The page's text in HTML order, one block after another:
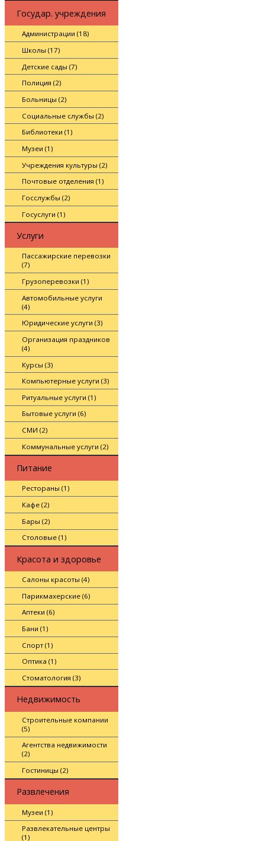
Государ. учреждения
Администрации (18)
Школы (17)
Детские сады (7)
Полиция (2)
Больницы (2)
Социальные службы (2)
Библиотеки (1)
Музеи (1)
Учреждения культуры (2)
Почтовые отделения (1)
Госслужбы (2)
Госуслуги (1)
Услуги
Пассажирские перевозки
(7)
Грузоперевозки (1)
Автомобильные услуги
(4)
Юридические услуги (3)
Организация праздников
(4)
Курсы (3)
Компьютерные услуги (3)
Ритуальные услуги (1)
Бытовые услуги (6)
СМИ (2)
Коммунальные услуги (2)
Питание
Рестораны (1)
Кафе (2)
Бары (2)
Столовые (1)
Красота и здоровье
Салоны красоты (4)
Парикмахерские (6)
Аптеки (6)
Бани (1)
Спорт (1)
Оптика (1)
Стоматология (3)
Недвижимость
Строительные компании
(5)
Агентства недвижимости
(2)
Гостиницы (2)
Развлечения
Музеи (1)
Развлекательные центры
(1)